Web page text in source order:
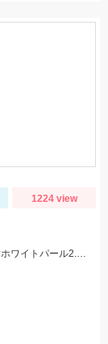
1224 view
芹川下流での釣果です。仕掛けはササメ：ピカイチ小鮎ホワイトパール2.5号がオススメです！